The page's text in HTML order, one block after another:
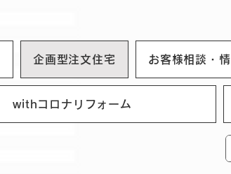
企画型注文住宅 お客様相談・
withコロナリフォーム